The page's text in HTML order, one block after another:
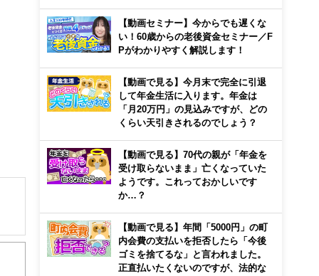
【動画セミナー】今からでも遅くな
い！60歳からの老後資金セミナー／F
Pがわかりやすく解説します！
【動画で見る】今月末で完全に引退
して年金生活に入ります。年金は
「月20万円」の見込みですが、どの
くらい天引きされるのでしょう？
【動画で見る】70代の親が「年金を
受け取らないまま」亡くなっていた
ようです。これっておかしいです
か…？
【動画で見る】年間「5000円」の町
内会費の支払いを拒否したら「今後
ゴミを捨てるな」と言われました。
正直払いたくないのですが、法的な